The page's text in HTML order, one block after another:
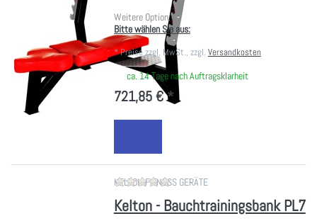
Weitere Option:
Bitte wählen Sie aus:
*Preise zzgl. MwSt., zzgl. Versandkosten
ca. 14 Tage nach Auftragsklarheit
721,85 € *
KELTON FITNESS GERÄTEZu diesem Produkt liegen noch
Kelton - Bauchtrainingsbank PL7